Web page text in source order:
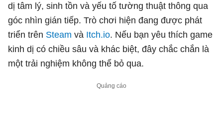
dị tâm lý, sinh tồn và yếu tố tường thuật thông qua
góc nhìn gián tiếp. Trò chơi hiện đang được phát
triển trên Steam và Itch.io. Nếu bạn yêu thích game
kinh dị có chiều sâu và khác biệt, đây chắc chắn là
một trải nghiệm không thể bỏ qua.